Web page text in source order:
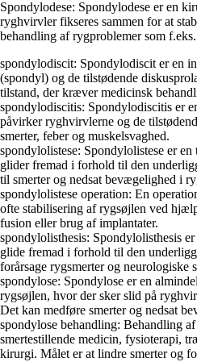
Spondylodese: Spondylodese er en
ryghvirvler fikseres sammen for at
behandling af rygproblemer som
spondylodiscit: Spondylodiscit er en
(spondyl) og de tilstødende
tilstand, der kræver medicinsk
spondylodiscitis: Spondylodiscitis er
påvirker ryghvirvlerne og de
smerter, feber og muskelsvaghed.
spondylolistese: Spondylolistese er
glider fremad i forhold til den
til smerter og nedsat bevægelighed i
spondylolistese operation: En
ofte stabilisering af rygsøjlen ved
fusion eller brug af implantater.
spondylolisthesis: Spondylolisthesis
glide fremad i forhold til den
forårsage rygsmerter og neurologiske
spondylose: Spondylose er en
rygsøjlen, hvor der sker slid på
Det kan medføre smerter og nedsat
spondylose behandling: Behandling
smertestillende medicin, fysioterapi,
kirurgi. Målet er at lindre smerter og